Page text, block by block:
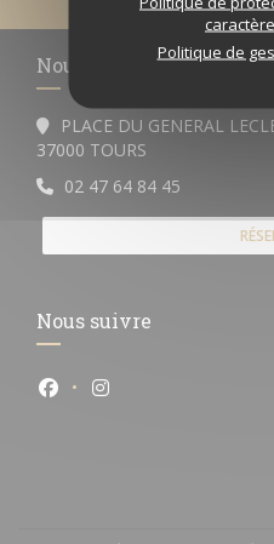
Politique de
Nous contacter
PLACE DU GENERAL
37000 TOURS
02 47 64 84 45
Nous suivre
Facebook ((ouvre une
Instagram ((ouvre